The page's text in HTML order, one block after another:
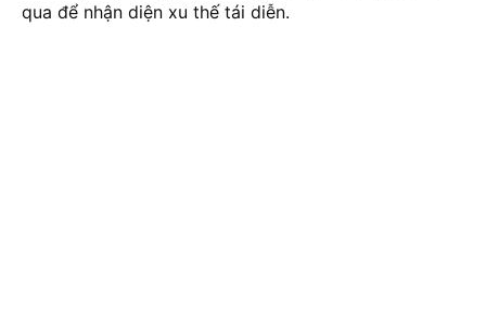
qua để nhận diện xu thế tái diễn.